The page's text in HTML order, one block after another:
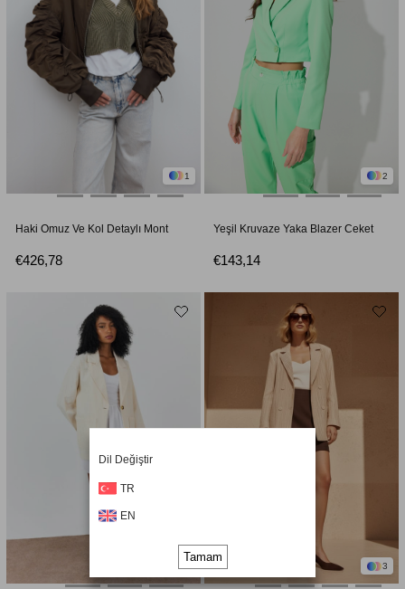
Dil Değiştir
TR
EN
Tamam
1
Haki Omuz Ve Kol Detaylı Mont
€426,78
2
Yeşil Kruvaze Yaka Blazer Ceket
€143,14
3